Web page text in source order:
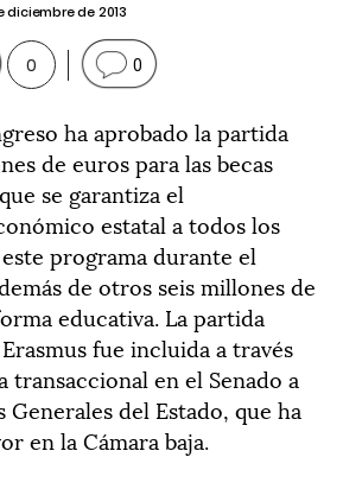
diciembre de 2013
0 0
ha aprobado la partida
de euros para las becas
se garantiza el
estatal a todos los
programa durante el
de otros seis millones de
educativa. La partida
fue incluida a través
transaccional en el Senado a
Generales del Estado, que ha
en la Cámara baja.